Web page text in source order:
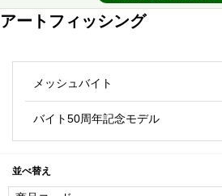
アートフィッシング
メッシュバイト
バイト50周年記念モデル
並べ替え